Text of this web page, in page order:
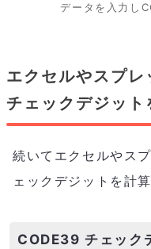
データを入力し
エクセルやスプ
チェックデジット
続いてエクセルやス
ェックデジットを計
CODE39 チェック